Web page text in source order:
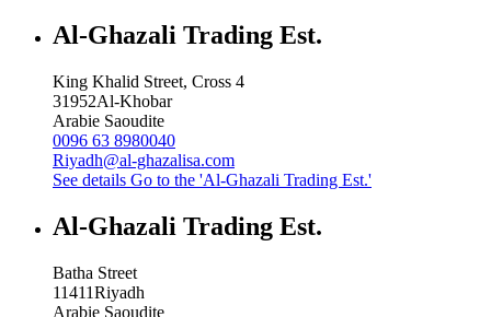
Al-Ghazali Trading Est.
King Khalid Street, Cross 4
31952Al-Khobar
Arabie Saoudite
0096 63 8980040
Riyadh@al-ghazalisa.com
See details Go to the 'Al-Ghazali Trading Est.'
Al-Ghazali Trading Est.
Batha Street
11411Riyadh
Arabie Saoudite